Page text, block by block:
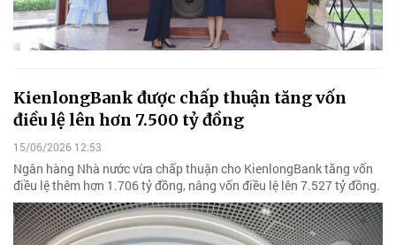
KienlongBank được chấp thuận tăng vốn
điều lệ lên hơn 7.500 tỷ đồng
15/06/2026 12:53
Ngân hàng Nhà nước vừa chấp thuận cho KienlongBank tăng vốn
điều lệ thêm hơn 1.706 tỷ đồng, nâng vốn điều lệ lên 7.527 tỷ đồng.